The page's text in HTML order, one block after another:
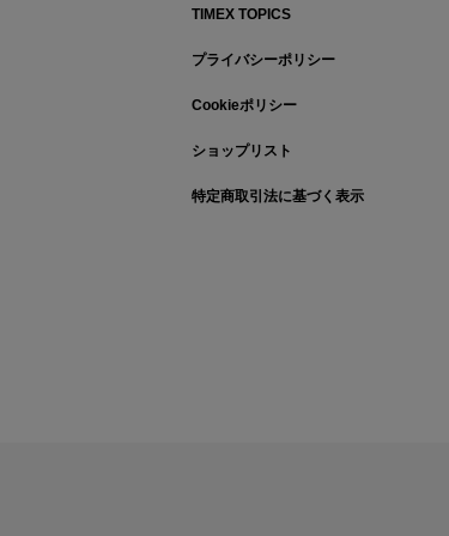
TIMEX TOPICS
プライバシーポリシー
Cookieポリシー
ショップリスト
特定商取引法に基づく表示